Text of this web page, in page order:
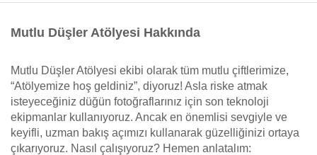
Mutlu Düşler Atölyesi Hakkında
Mutlu Düşler Atölyesi ekibi olarak tüm mutlu çiftlerimize,
“Atölyemize hoş geldiniz”, diyoruz! Asla riske atmak
isteyeceğiniz düğün fotoğraflarınız için son teknoloji
ekipmanlar kullanıyoruz. Ancak en önemlisi sevgiyle ve
keyifli, uzman bakış açımızı kullanarak güzelliğinizi ortaya
çıkarıyoruz. Nasıl çalışıyoruz? Hemen anlatalım: